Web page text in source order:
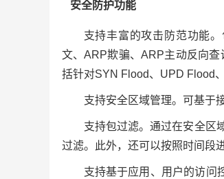
安全防护功能
支持丰富的攻击防范功能
文、ARP欺骗、ARP主动反向
括针对SYN Flood、UPD Flood
支持安全区域管理。可基于
支持包过滤。通过在安全区
过滤。此外，还可以按照时间段
支持基于应用、用户的访问